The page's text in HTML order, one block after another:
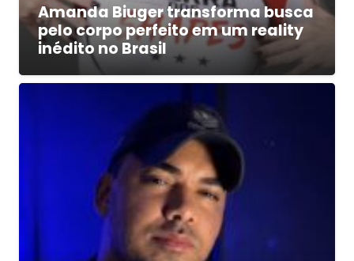
Amanda Biuger transforma busca
pelo corpo perfeito em um reality
inédito no Brasil